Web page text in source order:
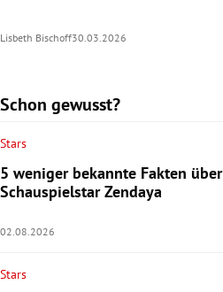
Lisbeth Bischoff30.03.2026
Schon gewusst?
Stars
5 weniger bekannte Fakten über
Schauspielstar Zendaya
02.08.2026
Stars